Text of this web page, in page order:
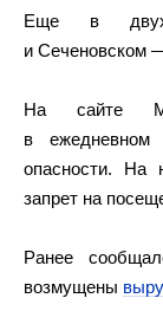
Еще в двух
и Сеченовском
На сайте
в ежедневном
опасности. На
запрет на
Ранее
возмущены